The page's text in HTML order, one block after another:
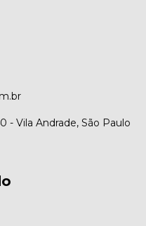
- Vila Andrade, São Paulo